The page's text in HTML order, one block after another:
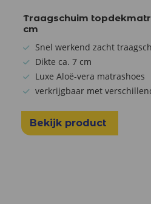
Traagschuim
cm
Snel werkend zacht
Dikte ca. 7 cm
Luxe Aloë-vera matrashoes
verkrijgbaar met
Bekijk product